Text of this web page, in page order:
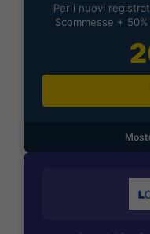
Per i nuovi
Scommesse +